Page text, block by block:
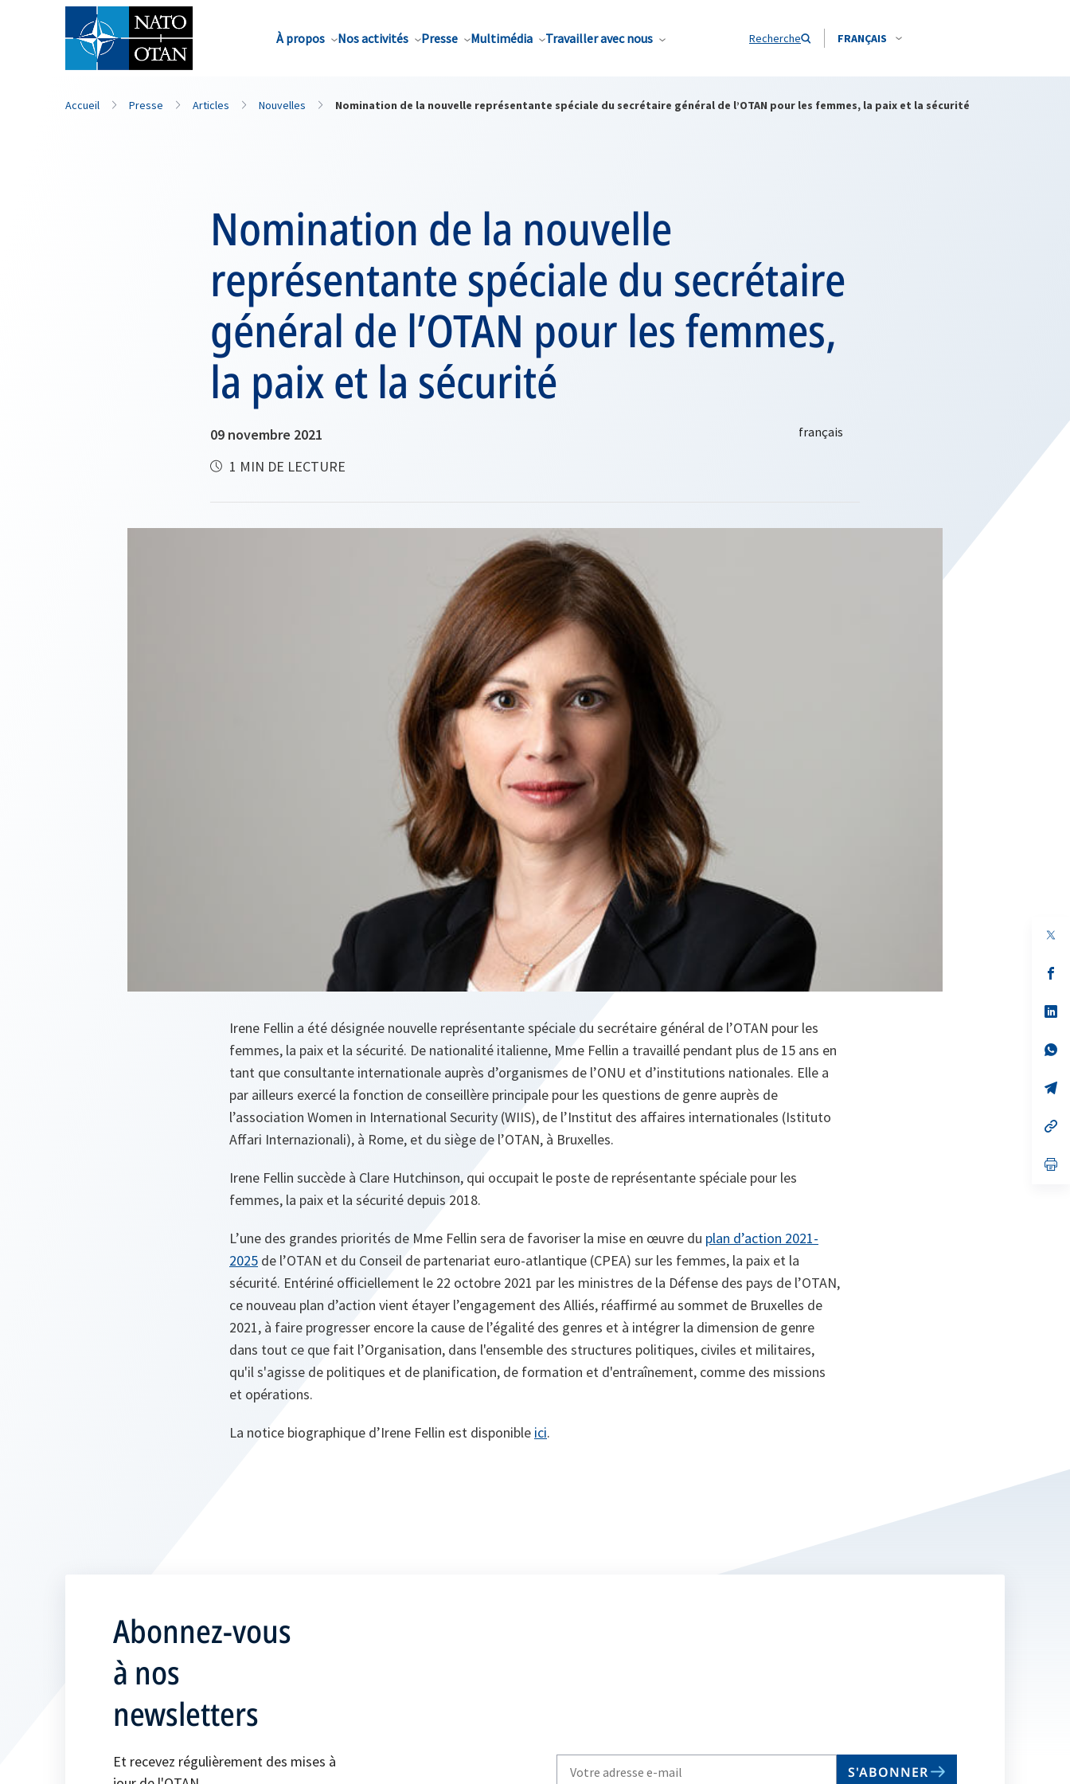
À propos Nos activités Presse Multimédia Travailler avec nous Recherche FRANÇAIS
Nom de famille*
Accueil Presse Articles Nouvelles Nomination de la nouvelle représentante spéciale du secrétaire général de l’OTAN pour les femmes, la paix et la sécurité
Nomination de la nouvelle
représentante spéciale du secrétaire
général de l’OTAN pour les femmes,
la paix et la sécurité
09 novembre 2021
1 MIN DE LECTURE
Irene Fellin a été désignée nouvelle représentante spéciale du secrétaire général de l’OTAN pour les
femmes, la paix et la sécurité. De nationalité italienne, Mme Fellin a travaillé pendant plus de 15 ans en
tant que consultante internationale auprès d’organismes de l’ONU et d’institutions nationales. Elle a
par ailleurs exercé la fonction de conseillère principale pour les questions de genre auprès de
l’association Women in International Security (WIIS), de l’Institut des affaires internationales (Istituto
Affari Internazionali), à Rome, et du siège de l’OTAN, à Bruxelles.
Irene Fellin succède à Clare Hutchinson, qui occupait le poste de représentante spéciale pour les
femmes, la paix et la sécurité depuis 2018.
L’une des grandes priorités de Mme Fellin sera de favoriser la mise en œuvre du plan d’action 2021-
2025 de l’OTAN et du Conseil de partenariat euro-atlantique (CPEA) sur les femmes, la paix et la
sécurité. Entériné officiellement le 22 octobre 2021 par les ministres de la Défense des pays de l’OTAN,
ce nouveau plan d’action vient étayer l’engagement des Alliés, réaffirmé au sommet de Bruxelles de
2021, à faire progresser encore la cause de l’égalité des genres et à intégrer la dimension de genre
dans tout ce que fait l’Organisation, dans l'ensemble des structures politiques, civiles et militaires,
qu'il s'agisse de politiques et de planification, de formation et d'entraînement, comme des missions
et opérations.
La notice biographique d’Irene Fellin est disponible ici.
Abonnez-vous
à nos
newsletters
Et recevez régulièrement des mises à
S'ABONNER